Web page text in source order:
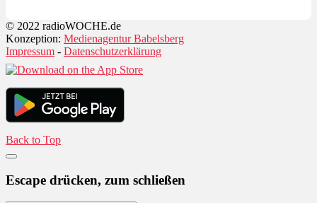
© 2022 radioWOCHE.de
Konzeption: Medienagentur Babelsberg
Impressum - Datenschutzerklärung
Back to Top
Escape drücken, zum schließen